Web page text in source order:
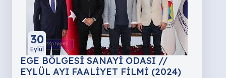
30
Eylül
EGE BÖLGESİ SANAYİ ODASI //
EYLÜL AYI FAALİYET FİLMİ (2024)